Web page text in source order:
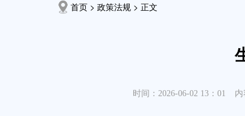
首页 > 政策法规 > 正文
时间：2026-06-02 13：01